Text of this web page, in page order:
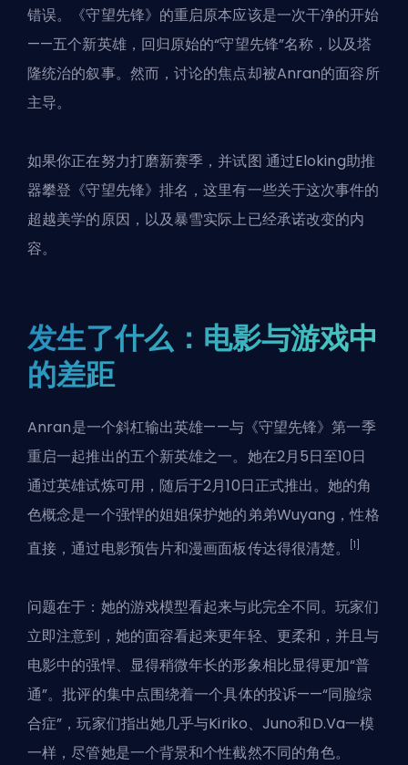
错误。《守望先锋》的重启原本应该是一次干净的开始
——五个新英雄，回归原始的“守望先锋”名称，以及塔
隆统治的叙事。然而，讨论的焦点却被Anran的面容所
主导。
如果你正在努力打磨新赛季，并试图 通过Eloking助推
器攀登《守望先锋》排名 ，这里有一些关于这次事件的
超越美学的原因，以及暴雪实际上已经承诺改变的内
容。
发生了什么：电影与游戏中
的差距
Anran是一个斜杠输出英雄——与《守望先锋》第一季
重启一起推出的五个新英雄之一。她在2月5日至10日
通过英雄试炼可用，随后于2月10日正式推出。她的角
色概念是一个强悍的姐姐保护她的弟弟Wuyang，性格
直接，通过电影预告片和漫画面板传达得很清楚。
[1]
问题在于：她的游戏模型看起来与此完全不同。玩家们
立即注意到，她的面容看起来更年轻、更柔和，并且与
电影中的强悍、显得稍微年长的形象相比显得更加“普
通”。批评的集中点围绕着一个具体的投诉——“同脸综
合症”，玩家们指出她几乎与Kiriko、Juno和D.Va一模
一样，尽管她是一个背景和个性截然不同的角色。